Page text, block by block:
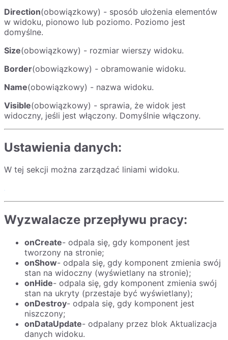
Direction(obowiązkowy) - sposób ułożenia elementów
w widoku, pionowo lub poziomo. Poziomo jest
domyślne.
Size(obowiązkowy) - rozmiar wierszy widoku.
Border(obowiązkowy) - obramowanie widoku.
Name(obowiązkowy) - nazwa widoku.
Visible(obowiązkowy) - sprawia, że widok jest
widoczny, jeśli jest włączony. Domyślnie włączony.
Ustawienia danych:
W tej sekcji można zarządzać liniami widoku.
Wyzwalacze przepływu pracy:
onCreate- odpala się, gdy komponent jest
tworzony na stronie;
onShow- odpala się, gdy komponent zmienia swój
stan na widoczny (wyświetlany na stronie);
onHide- odpala się, gdy komponent zmienia swój
stan na ukryty (przestaje być wyświetlany);
onDestroy- odpala się, gdy komponent jest
niszczony;
onDataUpdate- odpalany przez blok Aktualizacja
danych widoku.